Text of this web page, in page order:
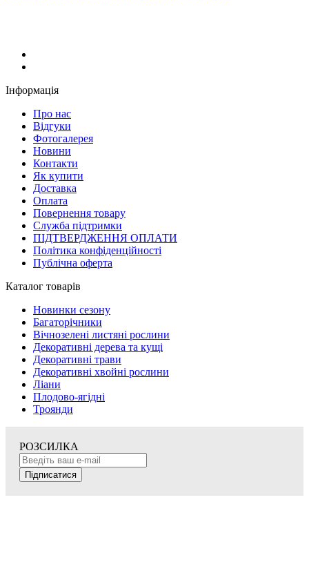
Інформація
Про нас
Відгуки
Фотогалерея
Новини
Контакти
Як купити
Доставка
Оплата
Повернення товару
Служба підтримки
ПІДТВЕРДЖЕННЯ ОПЛАТИ
Політика конфіденційності
Публічна оферта
Каталог товарів
Новинки сезону
Багаторічники
Вічнозелені листяні рослини
Декоративні дерева та кущі
Декоративні трави
Декоративні хвойні рослини
Ліани
Плодово-ягідні
Троянди
РОЗСИЛКА
Підписатися